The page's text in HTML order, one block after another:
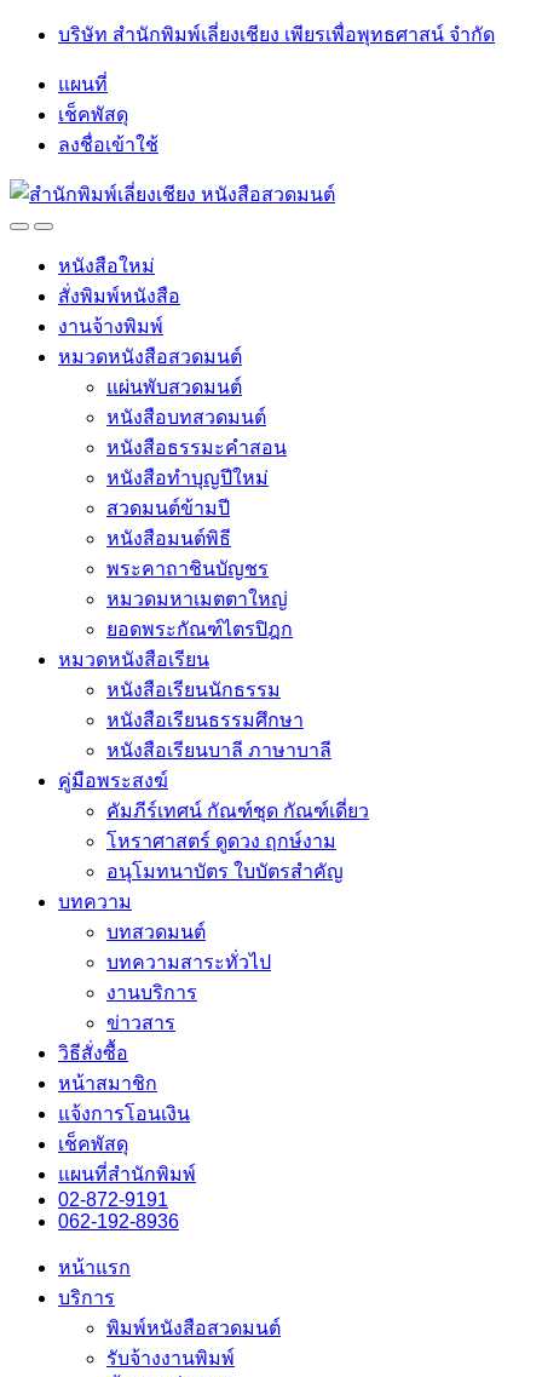
Skip
navigation
Skip
บริษัท สำนักพิมพ์เลี่ยงเชียง เพียรเพื่อพุทธศาสน์ จำกัด
แผนที่
เช็คพัสดุ
ลงชื่อเข้าใช้
OpenClose
หนังสือใหม่
สั่งพิมพ์หนังสือ
งานจ้างพิมพ์
หมวดหนังสือสวดมนต์
แผ่นพับสวดมนต์
หนังสือบทสวดมนต์
หนังสือธรรมะคำสอน
หนังสือทำบุญปีใหม่
สวดมนต์ข้ามปี
หนังสือมนต์พิธี
พระคาถาชินบัญชร
หมวดมหาเมตตาใหญ่
ยอดพระกัณฑ์ไตรปิฎก
หมวดหนังสือเรียน
หนังสือเรียนนักธรรม
หนังสือเรียนธรรมศึกษา
หนังสือเรียนบาลี ภาษาบาลี
คู่มือพระสงฆ์
คัมภีร์เทศน์ กัณฑ์ชุด กัณฑ์เดี่ยว
โหราศาสตร์ ดูดวง ฤกษ์งาม
อนุโมทนาบัตร ใบบัตรสำคัญ
บทความ
บทสวดมนต์
บทความสาระทั่วไป
งานบริการ
ข่าวสาร
วิธีสั่งซื้อ
หน้าสมาชิก
แจ้งการโอนเงิน
เช็คพัสดุ
แผนที่สำนักพิมพ์
02-872-9191
062-192-8936
หน้าแรก
บริการ
พิมพ์หนังสือสวดมนต์
รับจ้างงานพิมพ์